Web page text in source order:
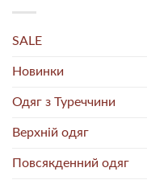
SALE
Новинки
Одяг з Туреччини
Верхній одяг
Повсякденний одяг